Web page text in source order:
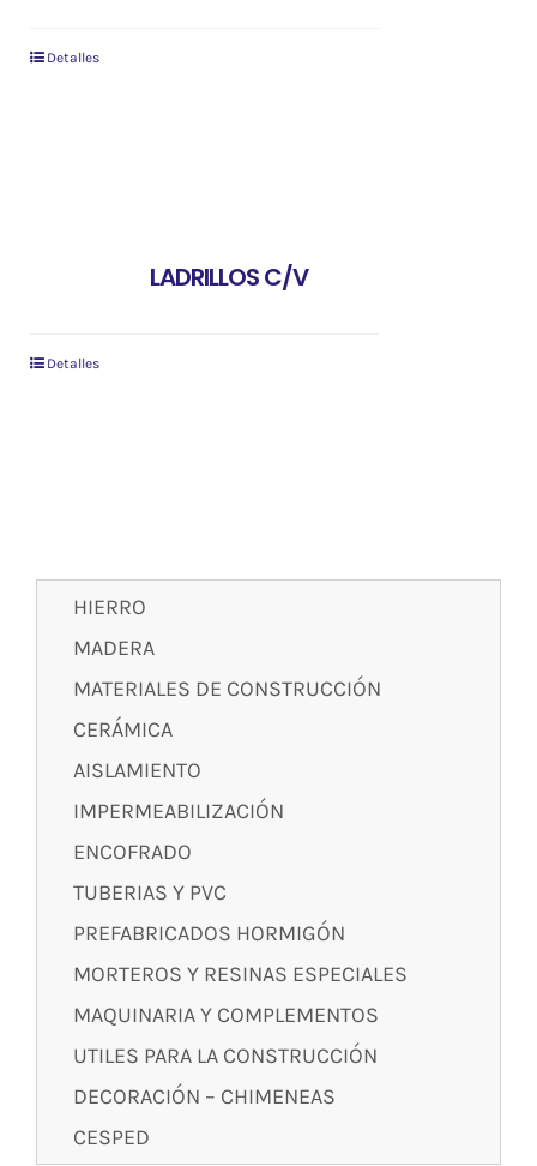
Detalles
LADRILLOS C/V
Detalles
HIERRO
MADERA
MATERIALES DE CONSTRUCCIÓN
CERÁMICA
AISLAMIENTO
IMPERMEABILIZACIÓN
ENCOFRADO
TUBERIAS Y PVC
PREFABRICADOS HORMIGÓN
MORTEROS Y RESINAS ESPECIALES
MAQUINARIA Y COMPLEMENTOS
UTILES PARA LA CONSTRUCCIÓN
DECORACIÓN – CHIMENEAS
CESPED